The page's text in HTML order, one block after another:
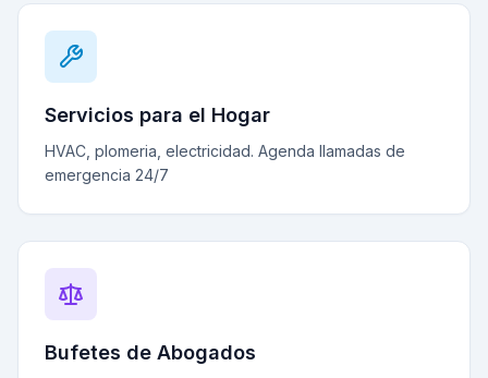
Servicios para el Hogar
HVAC, plomeria, electricidad. Agenda llamadas de
emergencia 24/7
Bufetes de Abogados